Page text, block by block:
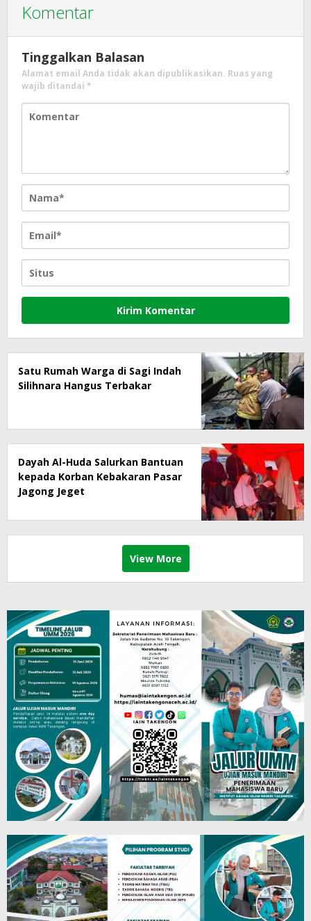
Komentar
Tinggalkan Balasan
Alamat email Anda tidak akan dipublikasikan. Ruas yang
wajib ditandai *
Satu Rumah Warga di Sagi Indah
Silihnara Hangus Terbakar
Dayah Al-Huda Salurkan Bantuan
kepada Korban Kebakaran Pasar
Jagong Jeget
View More